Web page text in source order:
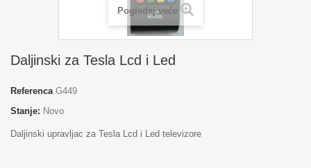
Pogledaj veće
Daljinski za Tesla Lcd i Led
Referenca G449
Stanje: Novo
Daljinski upravljac za Tesla Lcd i Led televizore